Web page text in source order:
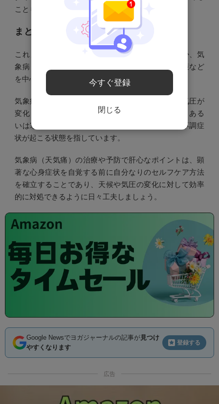
こともできます。
まとめ
これまで、気象病（天気痛）とはどのような病気か、気
象病（天気痛）になりやすい人の特徴や治療予防策など
を中心に解説してきました。
気象病（天気痛）とは、天気や天候が悪くなると気圧が
変化して頭痛や関節痛など身体の痛みが悪化する、ある
いは寒暖差で自律神経のバランスが崩れて様々な不調症
状が起こる状態を指しています。
気象病（天気痛）の治療や予防で肝心なポイントは、顕
著な心身症状を自覚する前に自分なりのセルフケア方法
を確立することであり、天候や気圧の変化に対して効率
的に対処できるように日々工夫しましょう。
Google Newsでヨガジャーナルの記事が見つけ
やすくなります
登録する
広告
今すぐ登録
閉じる